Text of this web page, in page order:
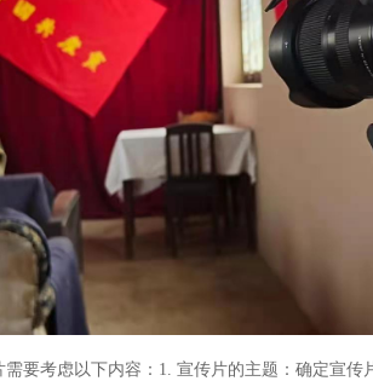
要考虑以下内容：1. 宣传片的主题：确定宣